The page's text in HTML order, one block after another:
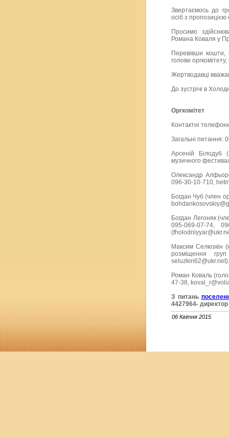
Звертаємось до
осіб з
Просимо
Романа Коваля у
Перевівши кошти,
голови
Жертводавці
До зустрічі в
Оргкомітет
Контактні
Загальні питання:
Арсеній Білодуб
музичного
Олександр
096-30-10-710,
Богдан Чуб (член
Богдан Легоняк
095-069-07-74,
Максим Селюзкін
розміщення
seluzkin62@ukr.net).
Роман Коваль
47-38,
З питань
4427964-
06 Квітня 2015